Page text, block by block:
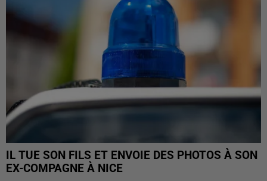
IL TUE SON FILS ET ENVOIE DES PHOTOS À SON
EX-COMPAGNE À NICE